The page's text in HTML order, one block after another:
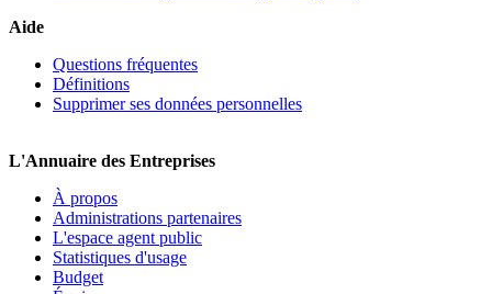
Aide
Questions fréquentes
Définitions
Supprimer ses données personnelles
L'Annuaire des Entreprises
À propos
Administrations partenaires
L'espace agent public
Statistiques d'usage
Budget